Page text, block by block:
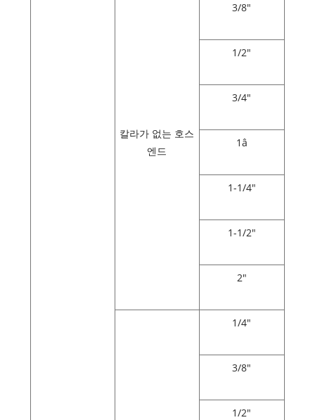
칼라가 없는 호스
엔드
3/8"
1/2"
3/4"
1â
1-1/4"
1-1/2"
2"
1/4"
3/8"
1/2"